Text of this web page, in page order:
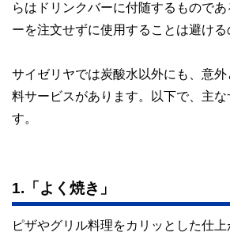
私たちは、快適でより良い生活のア
コンシェルジュを目指します。
らはドリンクバーに付随するもので
ーを注文せずに使用することは避ける
サイゼリヤでは炭酸水以外にも、意
料サービスがあります。以下で、主な
す。
1.「よく焼き」
ピザやグリル料理をカリッとした仕